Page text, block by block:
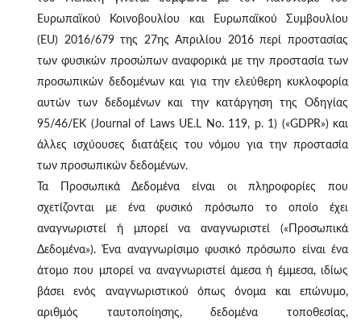
Ευρωπαϊκού Κοινοβουλίου και Ευρωπαϊκού Συμβουλίου
(EU) 2016/679 της 27ης Απριλίου 2016 περί προστασίας
των φυσικών προσώπων αναφορικά με την προστασία των
προσωπικών δεδομένων και για την ελεύθερη κυκλοφορία
αυτών των δεδομένων και την κατάργηση της Οδηγίας
95/46/ΕΚ (Journal of Laws UE.L No. 119, p. 1) («GDPR») και
άλλες ισχύουσες διατάξεις του νόμου για την προστασία
των προσωπικών δεδομένων.
Τα Προσωπικά Δεδομένα είναι οι πληροφορίες που
σχετίζονται με ένα φυσικό πρόσωπο το οποίο έχει
αναγνωριστεί ή μπορεί να αναγνωριστεί («Προσωπικά
Δεδομένα»). Ένα αναγνωρίσιμο φυσικό πρόσωπο είναι ένα
άτομο που μπορεί να αναγνωριστεί άμεσα ή έμμεσα, ιδίως
βάσει ενός αναγνωριστικού όπως όνομα και επώνυμο,
αριθμός ταυτοποίησης, δεδομένα τοποθεσίας,